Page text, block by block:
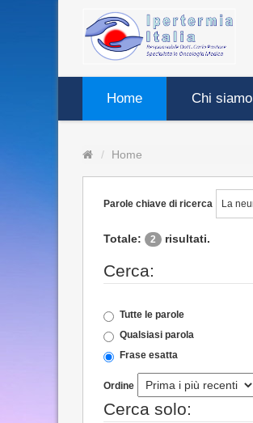
Home Chi siamo
Home
Parole chiave di ricerca
Totale: 2 risultati.
Cerca:
Tutte le parole
Qualsiasi parola
Frase esatta
Ordine
Cerca solo: